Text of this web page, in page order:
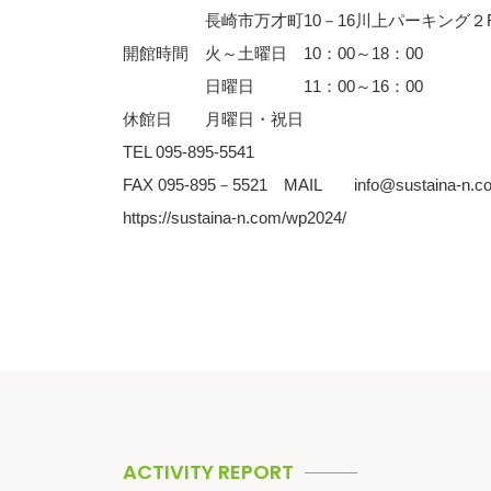
長崎市万才町10－16川上パーキング２
開館時間 火～土曜日 10：00～18：00
日曜日 11：00～16：00
休館日 月曜日・祝日
TEL 095-895-5541
FAX 095-895－5521 MAIL info@sustaina-
https://sustaina-n.com/wp2024/
ACTIVITY REPORT